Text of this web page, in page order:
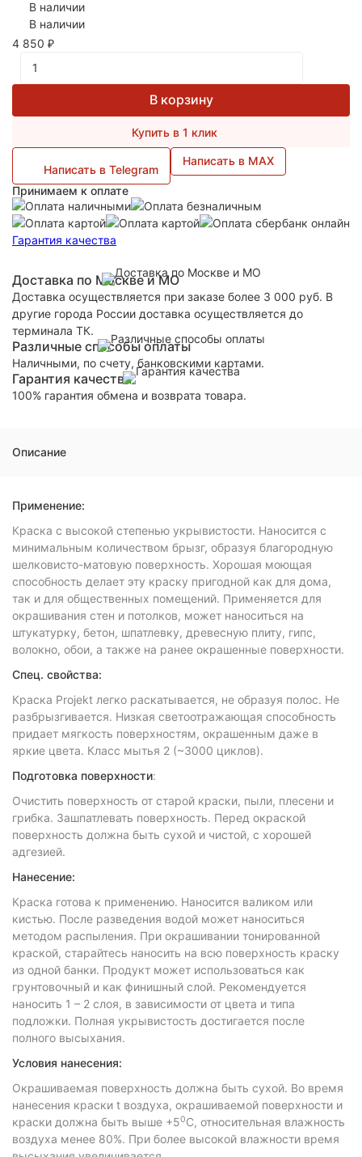
В наличии
В наличии
4 850 ₽
В корзину
Купить в 1 клик
Написать в Telegram
Написать в MAX
Принимаем к оплате
Гарантия качества
Доставка по Москве и МО
Доставка осуществляется при заказе более 3 000 руб. В
другие города России доставка осуществляется до
терминала ТК.
Различные способы оплаты
Наличными, по счету, банковскими картами.
Гарантия качества
100% гарантия обмена и возврата товара.
Описание
Применение:
Краска с высокой степенью укрывистости. Наносится с
минимальным количеством брызг, образуя благородную
шелковисто-матовую поверхность. Хорошая моющая
способность делает эту краску пригодной как для дома,
так и для общественных помещений. Применяется для
окрашивания стен и потолков, может наноситься на
штукатурку, бетон, шпатлевку, древесную плиту, гипс,
волокно, обои, а также на ранее окрашенные поверхности.
Спец. свойства:
Краска Projekt легко раскатывается, не образуя полос. Не
разбрызгивается. Низкая светоотражающая способность
придает мягкость поверхностям, окрашенным даже в
яркие цвета. Класс мытья 2 (~3000 циклов).
Подготовка поверхности:
Очистить поверхность от старой краски, пыли, плесени и
грибка. Зашпатлевать поверхность. Перед окраской
поверхность должна быть сухой и чистой, с хорошей
адгезией.
Нанесение:
Краска готова к применению. Наносится валиком или
кистью. После разведения водой может наноситься
методом распыления. При окрашивании тонированной
краской, старайтесь наносить на всю поверхность краску
из одной банки. Продукт может использоваться как
грунтовочный и как финишный слой. Рекомендуется
наносить 1 – 2 слоя, в зависимости от цвета и типа
подложки. Полная укрывистость достигается после
полного высыхания.
Условия нанесения:
Окрашиваемая поверхность должна быть сухой. Во время
нанесения краски t воздуха, окрашиваемой поверхности и
краски должна быть выше +50С, относительная влажность
воздуха менее 80%. При более высокой влажности время